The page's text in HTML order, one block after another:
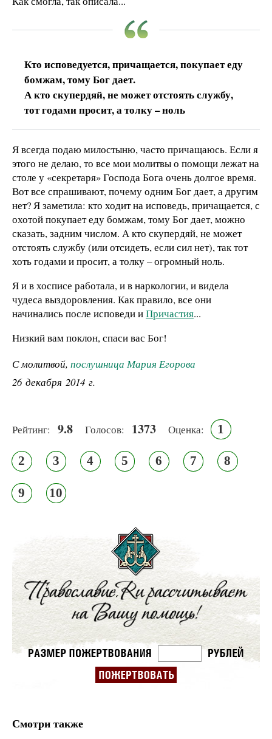
Кто исповедуется, причащается, покупает еду
бомжам, тому Бог дает.
А кто скупердяй, не может отстоять службу,
тот годами просит, а толку – ноль
Я всегда подаю милостыню, часто причащаюсь. Если я
этого не делаю, то все мои молитвы о помощи лежат на
столе у «секретаря» Господа Бога очень долгое время.
Вот все спрашивают, почему одним Бог дает, а другим
нет? Я заметила: кто ходит на исповедь, причащается, с
охотой покупает еду бомжам, тому Бог дает, можно
сказать, задним числом. А кто скупердяй, не может
отстоять службу (или отсидеть, если сил нет), так тот
хоть годами и просит, а толку – огромный ноль.
Я и в хосписе работала, и в наркологии, и видела
чудеса выздоровления. Как правило, все они
начинались после исповеди иПричастия...
Низкий вам поклон, спаси вас Бог!
С молитвой, послушница Мария Егорова
26 декабря 2014 г.
Рейтинг: 9.8 Голосов: 1373 Оценка: 1
2 3 4 5 6 7 8
9 10
Смотри также